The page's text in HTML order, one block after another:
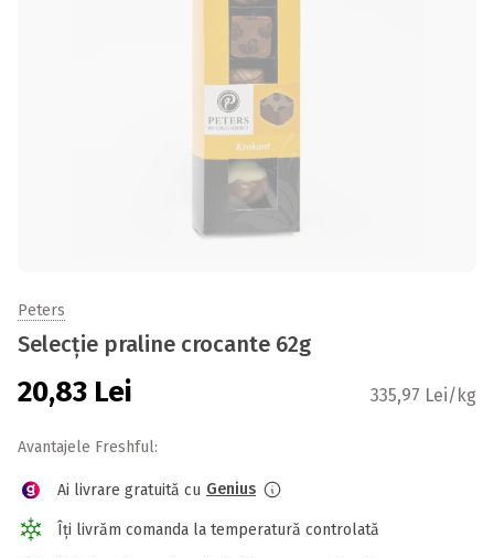
Peters
Selecție praline crocante 62g
20,83 Lei 335,97 Lei/kg
Avantajele Freshful:
Ai livrare gratuită cu Genius
Îți livrăm comanda la temperatură controlată